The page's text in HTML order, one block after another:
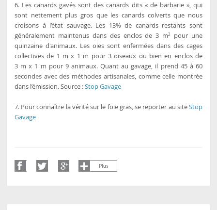
6. Les canards gavés sont des canards dits « de barbarie », qui
sont nettement plus gros que les canards colverts que nous
croisons à l’état sauvage. Les 13% de canards restants sont
généralement maintenus dans des enclos de 3 m2
pour une
quinzaine d'animaux. Les oies sont enfermées dans des cages
collectives de 1 m x 1 m pour 3 oiseaux ou bien en enclos de
3 m x 1 m pour 9 animaux. Quant au gavage, il prend 45 à 60
secondes avec des méthodes artisanales, comme celle montrée
dans l’émission. Source :Stop Gavage
7. Pour connaître la vérité sur le foie gras, se reporter au siteStop
Gavage